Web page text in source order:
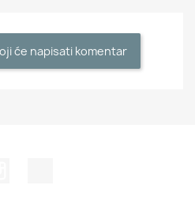
će napisati komentar